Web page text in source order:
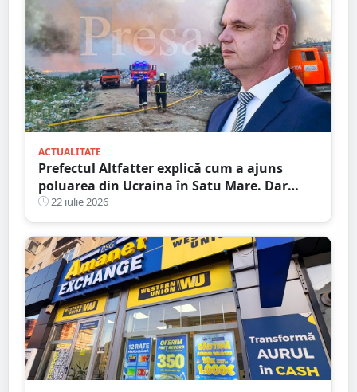
ACTUALITATE
Prefectul Altfatter explică cum a ajuns
poluarea din Ucraina în Satu Mare. Dar
nimic despre RATEUL instituțiilor publice
22 iulie 2026